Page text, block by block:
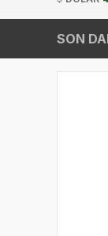
SON